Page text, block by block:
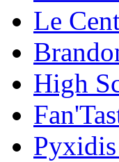
Le
High